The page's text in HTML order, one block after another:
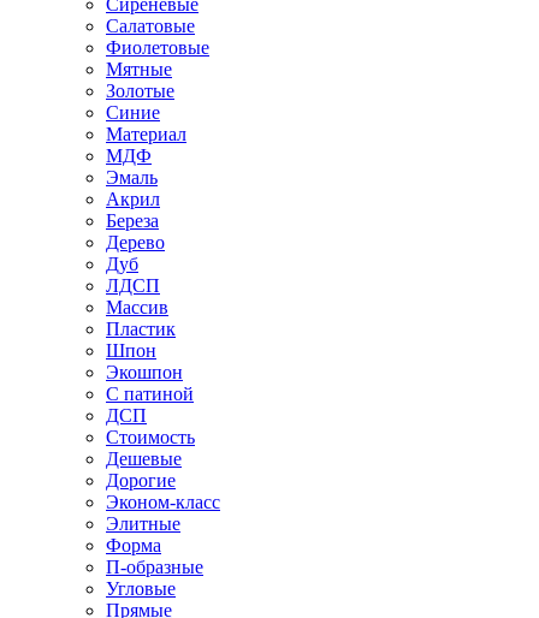
Сиреневые
Салатовые
Фиолетовые
Мятные
Золотые
Синие
Материал
МДФ
Эмаль
Акрил
Береза
Дерево
Дуб
ЛДСП
Массив
Пластик
Шпон
Экошпон
С патиной
ДСП
Стоимость
Дешевые
Дорогие
Эконом-класс
Элитные
Форма
П-образные
Угловые
Прямые